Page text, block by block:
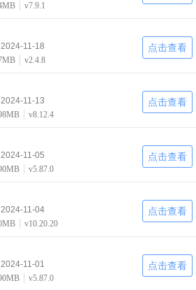
v7.9.1
2024-11-18
v2.4.8
点击查看
2024-11-13
v8.12.4
点击查看
2024-11-05
v5.87.0
点击查看
2024-11-04
v10.20.20
点击查看
2024-11-01
v5.87.0
点击查看